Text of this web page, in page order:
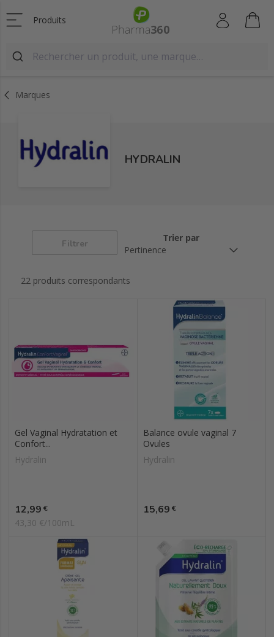
Produits
Marques
HYDRALIN
Filtrer
Trier par
22 produits correspondants
Gel Vaginal Hydratation et
Confort...
Hydralin
Prix
12,99 €
43,30 €/100mL
Balance ovule vaginal 7
Ovules
Hydralin
Prix
15,69 €